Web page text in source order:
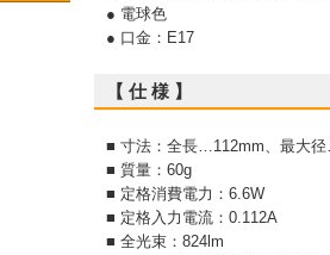
● 電球色
● 口金：E17
【 仕 様 】
■ 寸法：全長…112mm、最大
■ 質量：60g
■ 定格消費電力：6.6W
■ 定格入力電流：0.112A
■ 全光束：824lm